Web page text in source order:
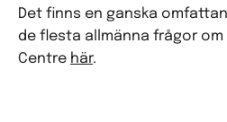
Det finns en ganska
de flesta allmänna frågor
Centre här.